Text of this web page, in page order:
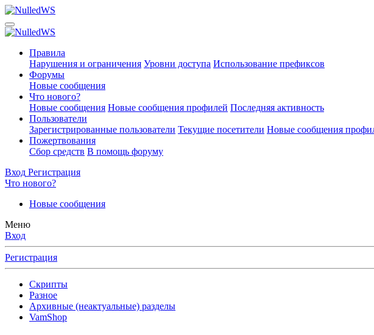
Правила
Нарушения и ограничения Уровни доступа Использование префиксов
Форумы
Новые сообщения
Что нового?
Новые сообщения Новые сообщения профилей Последняя активность
Пользователи
Зарегистрированные пользователи Текущие посетители Новые сообщения
Пожертвования
Сбор средств В помощь форуму
Вход Регистрация
Что нового?
Новые сообщения
Меню
Вход
Регистрация
Скрипты
Разное
Архивные (неактуальные) разделы
VamShop